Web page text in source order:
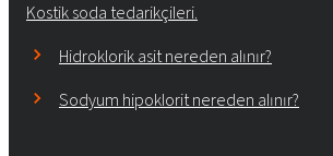
Kostik soda tedarikçileri.
Hidroklorik asit nereden alınır?
Sodyum hipoklorit nereden alınır?